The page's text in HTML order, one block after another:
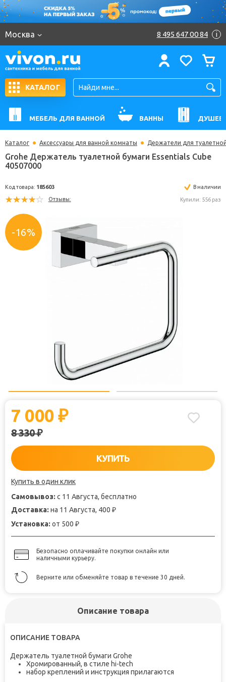
Москва 8 495 647 00 84 i
КАТАЛОГ
МЕБЕЛЬ ДЛЯ ВАННОЙ ВАННЫ
Каталог Аксессуары для ванной комнаты Держатели для
-16%
7 000₽
8 330₽
КУПИТЬ
Купить в один клик
Самовывоз: с 11 Августа, бесплатно
Доставка: на 11 Августа, 400 ₽
Установка: от 500 ₽
Безопасно оплачивайте покупки онлайн или
наличными курьеру.
Верните или обменяйте товар в течение 30 дней.
40507000
Описание товара
ОПИСАНИЕ ТОВАРА
Держатель туалетной бумаги Grohe
Хромированный, в стиле hi-tech
набор креплений и инструкция прилагаются